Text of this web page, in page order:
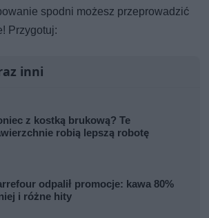
spodni możesz przeprowadzić
Przygotuj:
inni
z kostką brukową? Te
robią lepszą robotę
odpalił promocje: kawa 80%
i różne hity